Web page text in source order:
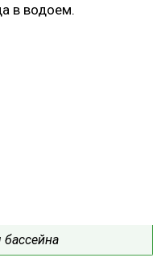
в водоем.